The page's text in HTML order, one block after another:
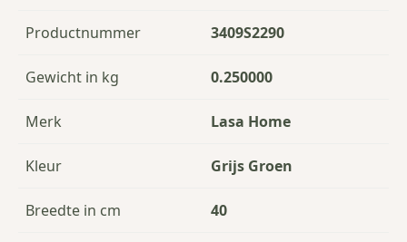
Productnummer 3409S2290
Gewicht in kg 0.250000
Merk Lasa Home
Kleur Grijs Groen
Breedte in cm 40